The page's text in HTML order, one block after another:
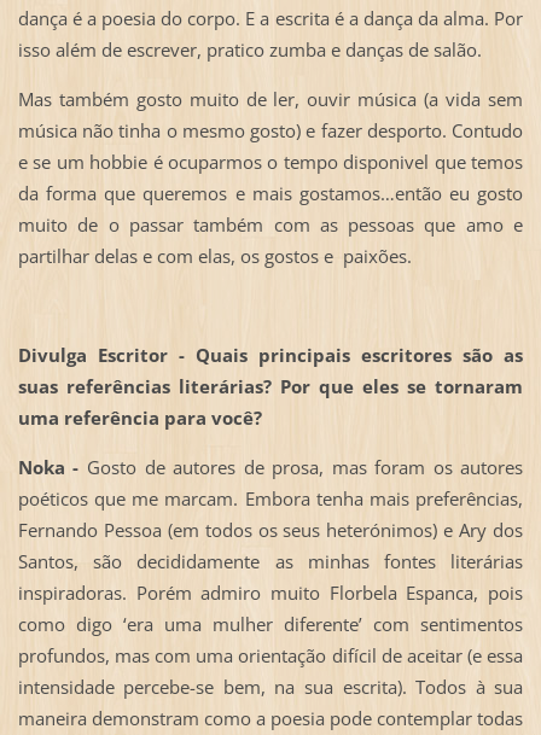
dança é a poesia do corpo. E a escrita é a dança da alma. Por
isso além de escrever, pratico zumba e danças de salão.
Mas também gosto muito de ler, ouvir música (a vida sem
música não tinha o mesmo gosto) e fazer desporto. Contudo
e se um hobbie é ocuparmos o tempo disponivel que temos
da forma que queremos e mais gostamos…então eu gosto
muito de o passar também com as pessoas que amo e
partilhar delas e com elas, os gostos e paixões.
Divulga Escritor - Quais principais escritores são as
suas referências literárias? Por que eles se tornaram
uma referência para você?
Noka - Gosto de autores de prosa, mas foram os autores
poéticos que me marcam. Embora tenha mais preferências,
Fernando Pessoa (em todos os seus heterónimos) e Ary dos
Santos, são decididamente as minhas fontes literárias
inspiradoras. Porém admiro muito Florbela Espanca, pois
como digo ‘era uma mulher diferente’ com sentimentos
profundos, mas com uma orientação difícil de aceitar (e essa
intensidade percebe-se bem, na sua escrita). Todos à sua
maneira demonstram como a poesia pode contemplar todas